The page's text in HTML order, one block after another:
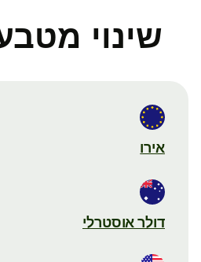
שינוי
אירו
דולר אוסטרלי